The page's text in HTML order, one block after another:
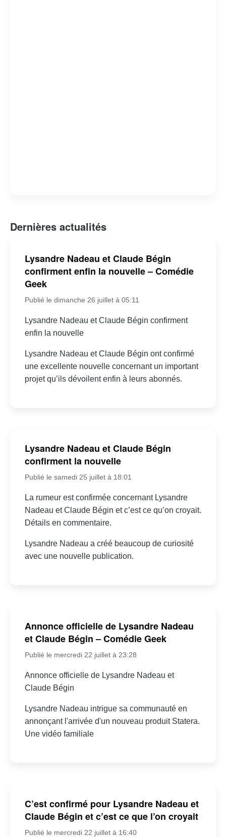
Dernières actualités
Lysandre Nadeau et Claude Bégin
confirment enfin la nouvelle – Comédie
Geek
Publié le dimanche 26 juillet à 05:11
Lysandre Nadeau et Claude Bégin confirment
enfin la nouvelle
Lysandre Nadeau et Claude Bégin ont confirmé
une excellente nouvelle concernant un important
projet qu’ils dévoilent enfin à leurs abonnés.
Lysandre Nadeau et Claude Bégin
confirment la nouvelle
Publié le samedi 25 juillet à 18:01
La rumeur est confirmée concernant Lysandre
Nadeau et Claude Bégin et c’est ce qu’on croyait.
Détails en commentaire.
Lysandre Nadeau a créé beaucoup de curiosité
avec une nouvelle publication.
Annonce officielle de Lysandre Nadeau
et Claude Bégin – Comédie Geek
Publié le mercredi 22 juillet à 23:28
Annonce officielle de Lysandre Nadeau et
Claude Bégin
Lysandre Nadeau intrigue sa communauté en
annonçant l'arrivée d'un nouveau produit Statera.
Une vidéo familiale
C’est confirmé pour Lysandre Nadeau et
Claude Bégin et c’est ce que l’on croyait
Publié le mercredi 22 juillet à 16:40